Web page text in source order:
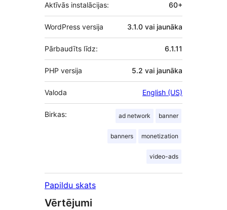
Aktīvās instalācijas: 60+
WordPress versija 3.1.0 vai jaunāka
Pārbaudīts līdz: 6.1.11
PHP versija 5.2 vai jaunāka
Valoda English (US)
Birkas: ad network banner
banners monetization
video-ads
Papildu skats
Vērtējumi